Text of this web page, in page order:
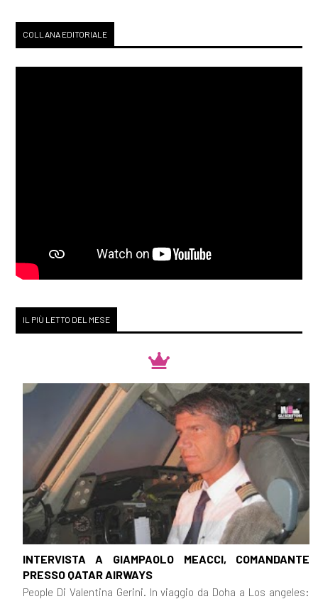
COLLANA EDITORIALE
IL PIÙ LETTO DEL MESE
INTERVISTA A GIAMPAOLO MEACCI, COMANDANTE
PRESSO QATAR AIRWAYS
People Di Valentina Gerini. In viaggio da Doha a Los angeles: